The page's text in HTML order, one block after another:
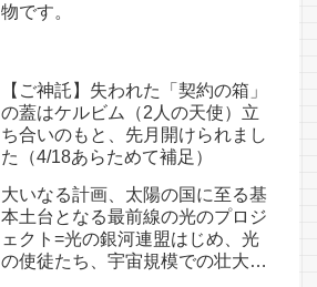
物です。
【ご神託】失われた「契約の箱」
の蓋はケルビム（2人の天使）立
ち合いのもと、先月開けられまし
た（4/18あらためて補足）
大いなる計画、太陽の国に至る基
本土台となる最前線の光のプロジ
ェクト=光の銀河連盟はじめ、光
の使徒たち、宇宙規模での壮大な